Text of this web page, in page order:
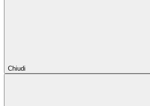
Chiudi